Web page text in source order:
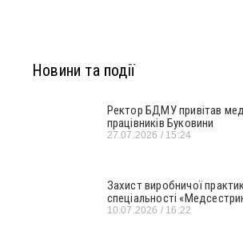
Новини та події
Ректор БДМУ привітав
працівників Буковини
27.07.2026 15:24
Захист виробничої
спеціальності
10.07.2026 16:22